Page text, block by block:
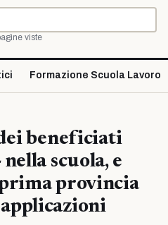
viste
Formazione Scuola Lavoro
beneficiati
scuola, e
provincia